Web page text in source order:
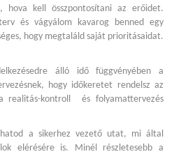
kell összpontosítani az erőidet.
és vágyálom kavarog benned egy
hogy megtaláld saját prioritásaidat.
álló idő függvényében a
hogy időkeretet rendelsz az
realitás-kontroll és folyamattervezés
a sikerhez vezető utat, mi által
elérésére is. Minél részletesebb a